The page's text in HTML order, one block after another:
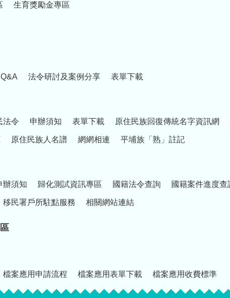
生育獎勵金專區
法令研討及案例分享 表單下載
法令 申辦須知 表單下載 原住民族回復傳統名字資訊網
原住民族人名譜 網網相連 平埔族「熟」註記
辦須知 歸化測試資訊專區 國籍法令查詢 國籍案件進度查
移民署戶所駐點服務 相關網站連結
檔案應用申請流程 檔案應用表單下載 檔案應用收費標準